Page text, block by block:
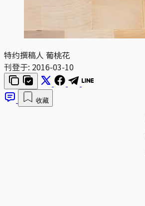
特约撰稿人 葡桃花
刊登于: 2016-03-10
收藏